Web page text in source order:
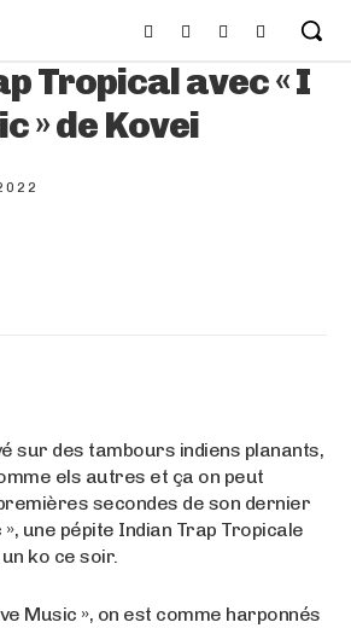
Tropical avec « I
» de Kovei
sur des tambours indiens planants,
els autres et ça on peut
secondes de son dernier
une pépite Indian Trap Tropicale
ko ce soir.
Music », on est comme harponnés